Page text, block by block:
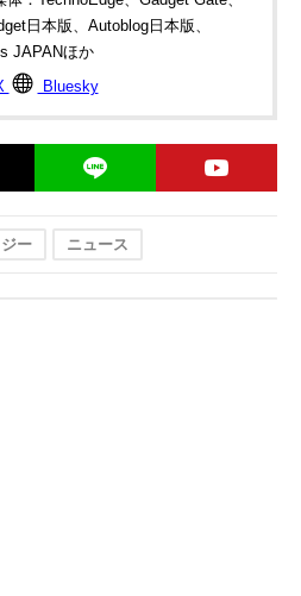
日本版、Autoblog日本版、
JAPANほか
Bluesky
ー ニュース